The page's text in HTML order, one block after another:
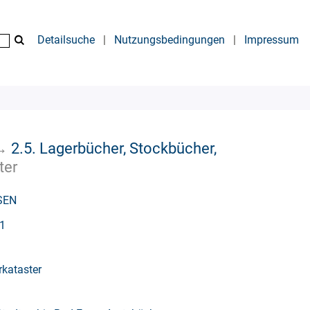
Detailsuche | Nutzungsbedingungen | Impressum
2.5. Lagerbücher, Stockbücher,